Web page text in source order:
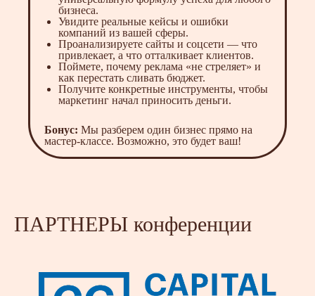
бизнеса.
Увидите реальные кейсы и ошибки
компаний из вашей сферы.
Проанализируете сайты и соцсети — что
привлекает, а что отталкивает клиентов.
Поймете, почему реклама «не стреляет» и
как перестать сливать бюджет.
Получите конкретные инструменты, чтобы
маркетинг начал приносить деньги.
Бонус: Мы разберем один бизнес прямо на
мастер-классе. Возможно, это будет ваш!
ПАРТНЕРЫ конференции